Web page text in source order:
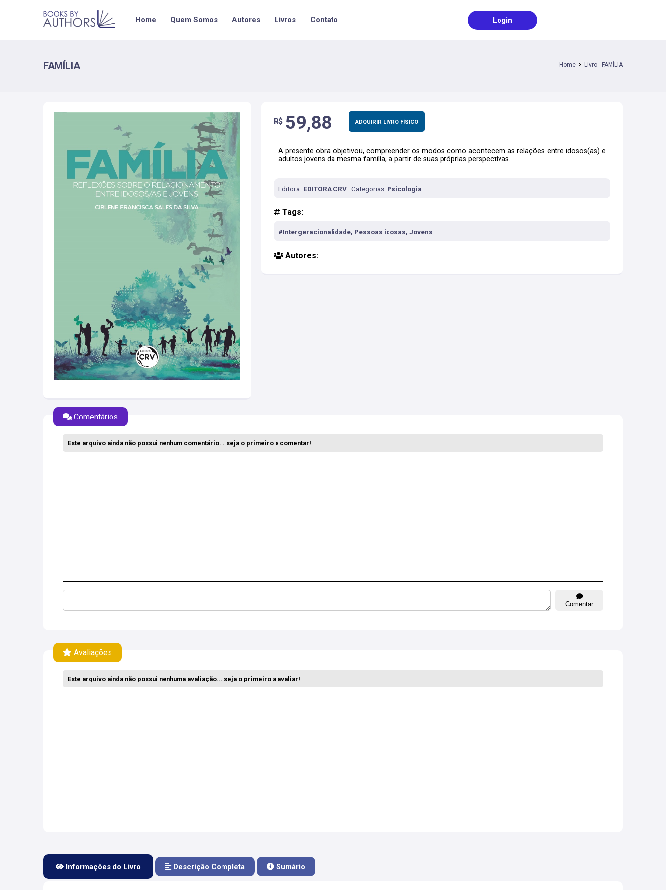
Home Quem Somos Autores Livros Contato Login
FAMÍLIA Home Livro - FAMÍLIA
R$ 59,88 ADQUIRIR LIVRO FÍSICO
A presente obra objetivou, compreender os modos como acontecem as relações entre idosos(as) e
adultos jovens da mesma família, a partir de suas próprias perspectivas.
Editora: EDITORA CRV Categorias: Psicologia
Tags:
#Intergeracionalidade, Pessoas idosas, Jovens
Autores:
Comentários
Este arquivo ainda não possui nenhum comentário... seja o primeiro a comentar!
Comentar
Avaliações
Este arquivo ainda não possui nenhuma avaliação... seja o primeiro a avaliar!
Informações do Livro Descrição Completa Sumário